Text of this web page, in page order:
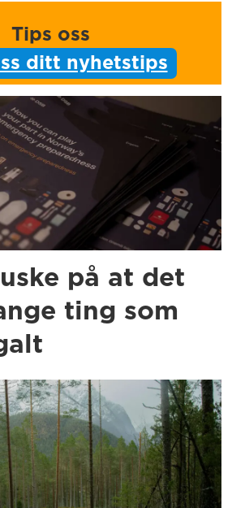
Tips oss
ditt nyhetstips
på at det
ting som